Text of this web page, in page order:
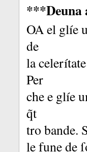
***Deuna
OA el glíe
de
la
Per
che e glíe
q̃t
tro bande.
le fune de